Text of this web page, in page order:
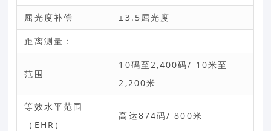
屈光度补偿 ±3.5屈光度
距离测量：
范围
10码至2,400码/ 10米至
2,200米
等效水平范围
（EHR）
高达874码/ 800米